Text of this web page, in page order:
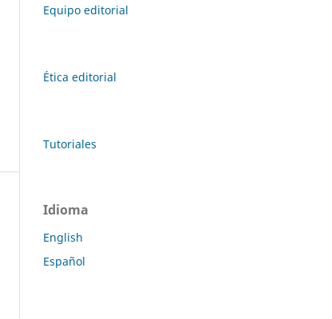
Equipo editorial
Ética editorial
Tutoriales
Idioma
English
Español